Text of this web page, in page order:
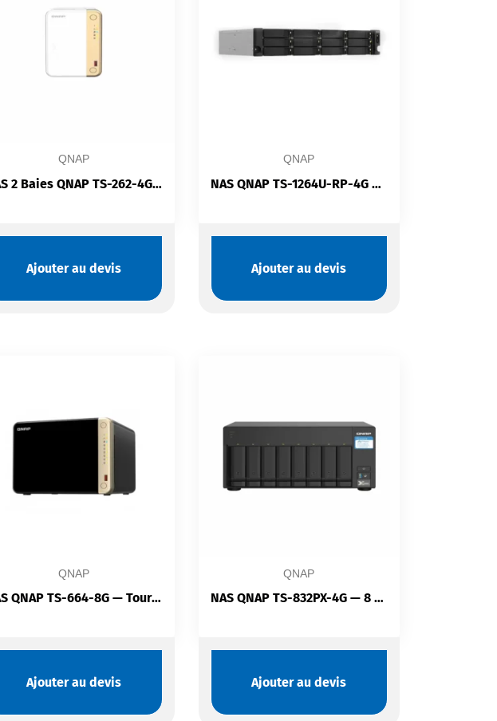
QNAP
NAS 2 Baies QNAP TS-262-4G | Intel Celeron N4505 | 4GB DDR4 | 2.5GbE | M.2 | PCIe | HDMI 2.1
Ajouter au devis
QNAP
NAS QNAP TS-1264U-RP-4G — Rack 2U | 12 Baies SATA | Alimentation Redondante 2×300W | Intel Celeron N5095
Ajouter au devis
QNAP
NAS QNAP TS-664-8G — Tour 6 Baies SATA Hot-Swap | Intel Celeron N5095 | HDMI 2.1 4K | PCIe
Ajouter au devis
QNAP
NAS QNAP TS-832PX-4G — 8 Baies SATA | Double 10GbE SFP+ | 2×2.5GbE | Slot PCIe | ARM 64 bits
Ajouter au devis